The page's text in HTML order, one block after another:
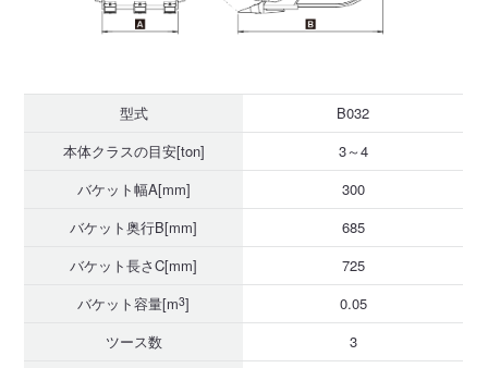
型式
B032
本体クラスの目安[ton]
3～4
バケット幅A[mm]
300
バケット奥行B[mm]
685
バケット長さC[mm]
725
バケット容量[m3]
0.05
ツース数
3